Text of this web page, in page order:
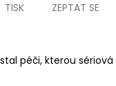
TISK ZEPTAT SE
péči, kterou